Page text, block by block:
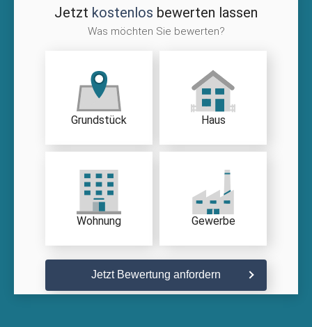
Jetzt kostenlos bewerten lassen
Was möchten Sie bewerten?
Grundstück Haus
Wohnung Gewerbe
Jetzt Bewertung anfordern